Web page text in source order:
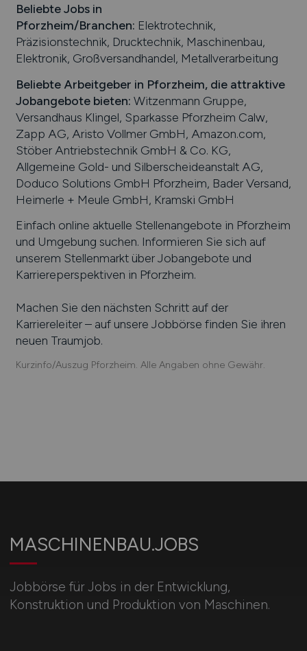
Beliebte Jobs in
Pforzheim/Branchen: Elektrotechnik,
Präzisionstechnik, Drucktechnik, Maschinenbau,
Elektronik, Großversandhandel, Metallverarbeitung
Beliebte Arbeitgeber in Pforzheim, die attraktive
Jobangebote bieten: Witzenmann Gruppe,
Versandhaus Klingel, Sparkasse Pforzheim Calw,
Zapp AG, Aristo Vollmer GmbH, Amazon.com,
Stöber Antriebstechnik GmbH & Co. KG,
Allgemeine Gold- und Silberscheideanstalt AG,
Doduco Solutions GmbH Pforzheim, Bader Versand,
Heimerle + Meule GmbH, Kramski GmbH
Einfach online aktuelle Stellenangebote in Pforzheim
und Umgebung suchen. Informieren Sie sich auf
unserem Stellenmarkt über Jobangebote und
Karriereperspektiven in Pforzheim.
Machen Sie den nächsten Schritt auf der
Karriereleiter – auf unsere Jobbörse finden Sie ihren
neuen Traumjob.
Kurzinfo/Auszug Pforzheim. Alle Angaben ohne Gewähr.
MASCHINENBAU.JOBS
Jobbörse für Jobs in der Entwicklung,
Konstruktion und Produktion von Maschinen.